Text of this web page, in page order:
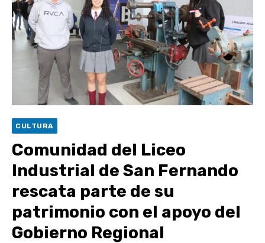
Retrospectiva 2026 | Capítulo 03: lessons on flight – Cecilia
Araneda
Cantor Popular Raúl Acevedo celebra 50 años de carrera en
Pichilemu
Cóctel de Sábado: Sistema frontal en Pichilemu junto al
alcalde Roberto Córdova
esterilización de mascotas
CULTURA
Comunidad del Liceo
Industrial de San Fernando
rescata parte de su
patrimonio con el apoyo del
Gobierno Regional